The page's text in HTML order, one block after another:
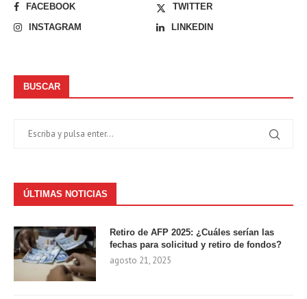
FACEBOOK
TWITTER
INSTAGRAM
LINKEDIN
BUSCAR
ÚLTIMAS NOTICIAS
Retiro de AFP 2025: ¿Cuáles serían las
fechas para solicitud y retiro de fondos?
agosto 21, 2025